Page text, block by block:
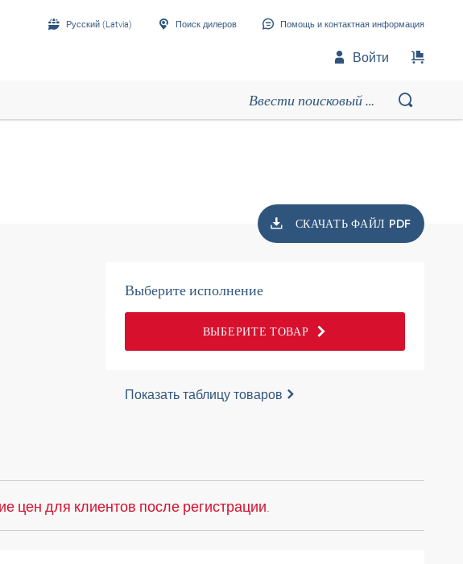
Русский (Latvia) Поиск дилеров Помощь и контактная информация
Войти
СКАЧАТЬ ФАЙЛ PDF
Выберите исполнение
ВЫБЕРИТЕ ТОВАР
Показать таблицу товаров
цен для клиентов после регистрации.